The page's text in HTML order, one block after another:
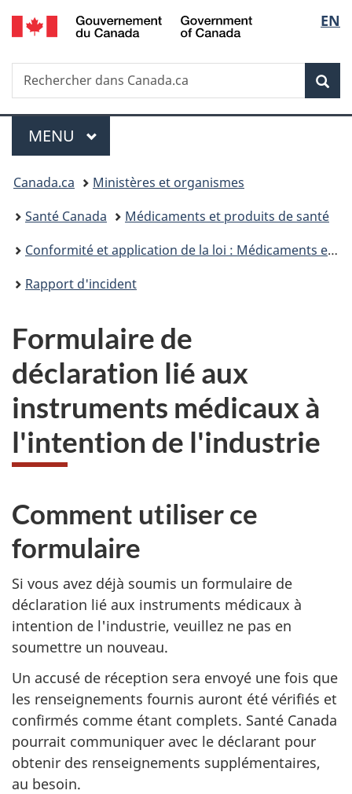
Passer
au
principal
Passer
à
Au
du
Passer
à
version
simplifiée
de
la
EN
Recherche
Rechercher
dans
Menu
MENU PRINCIPAL
Vous
êtes
ici :
Canada.ca
Ministères et organismes
Santé Canada
Médicaments et produits de santé
Conformité et application de la loi : Médicaments et produits de santé
Rapport d'incident
Formulaire de
déclaration lié aux
instruments médicaux à
l'intention de l'industrie
Comment utiliser ce
formulaire
Si vous avez déjà soumis un formulaire de
déclaration lié aux instruments médicaux à
intention de l'industrie, veuillez ne pas en
soumettre un nouveau.
Un accusé de réception sera envoyé une fois que
les renseignements fournis auront été vérifiés et
confirmés comme étant complets. Santé Canada
pourrait communiquer avec le déclarant pour
obtenir des renseignements supplémentaires,
au besoin.